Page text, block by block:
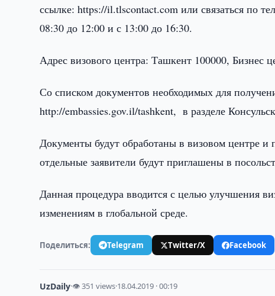
ссылке: https://il.tlscontact.com или связаться по
08:30 до 12:00 и с 13:00 до 16:30.
Адрес визового центра: Ташкент 100000, Бизнес
Со списком документов необходимых для
http://embassies.gov.il/tashkent, в разделе
Документы будут обработаны в визовом центре и
отдельные заявители будут приглашены в
Данная процедура вводится с целью улучшения
изменениям в глобальной среде.
Поделиться: Telegram Twitter/X Facebook
UzDaily·👁 351 views·18.04.2019 · 00:19